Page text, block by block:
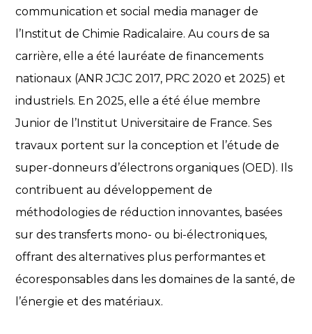
communication et social media manager de
l’Institut de Chimie Radicalaire. Au cours de sa
carrière, elle a été lauréate de financements
nationaux (ANR JCJC 2017, PRC 2020 et 2025) et
industriels. En 2025, elle a été élue membre
Junior de l’Institut Universitaire de France. Ses
travaux portent sur la conception et l’étude de
super-donneurs d’électrons organiques (OED). Ils
contribuent au développement de
méthodologies de réduction innovantes, basées
sur des transferts mono- ou bi-électroniques,
offrant des alternatives plus performantes et
écoresponsables dans les domaines de la santé, de
l’énergie et des matériaux.